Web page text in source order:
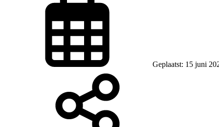
Geplaatst: 15 juni